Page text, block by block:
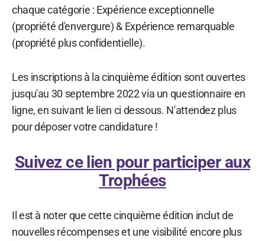
chaque catégorie : Expérience exceptionnelle
(propriété d'envergure) & Expérience remarquable
(propriété plus confidentielle).
Les inscriptions à la cinquième édition sont ouvertes
jusqu'au 30 septembre 2022 via un questionnaire en
ligne, en suivant le lien ci dessous. N'attendez plus
pour déposer votre candidature !
Suivez ce lien pour participer aux
Trophées
Il est à noter que cette cinquième édition inclut de
nouvelles récompenses et une visibilité encore plus